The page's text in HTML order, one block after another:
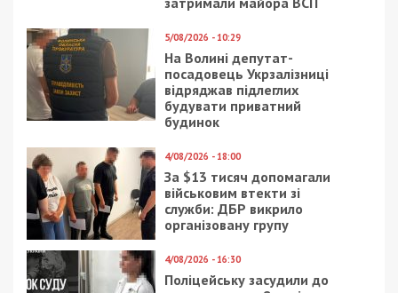
ресурсы гораздо дешевле, и логично
предположить, что в крайнем случае воду
гораздо проще опреснить из лиманской и даже
морской, не говоря уже о скважинах, чем
извлекать ее из фекалий. Это даже если
водопровод «вдруг» перестал работать.
Точно также возникает вопрос… А как же города
живут? Или фекалии в городе с канализацией
чудесным образом исчезают в сточной трубе, не
доходя до рек, моря и озер? Практически везде
есть канализационные коллекторы, полигоны
ЖБО, в той или иной степени работающие
очистные, а дальше? А дальше — сток
«очищенной воды» в моря и реки…